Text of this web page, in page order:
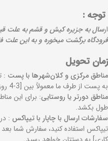
توجه :
ارسال به جزیره کیش و قشم به علت
فرودگاه برگشت میخوره و به این
زمان تحویل
مناطق مرکزی و کلان‌شهرها با پست :
به پست از طرف ما معمولاً بین [3-4 روز کاری] انجام می‌شود.
مناطق دورتر یا روستایی
طول بکشد.
سفارشات ارسال با چاپار با تیپاکس :